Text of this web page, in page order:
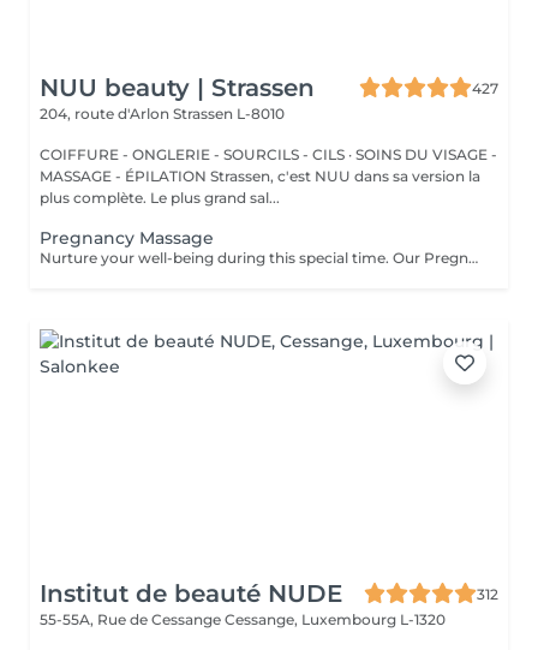
NUU beauty | Strassen
427
204, route d'Arlon Strassen L-8010
COIFFURE - ONGLERIE - SOURCILS - CILS · SOINS DU VISAGE -
MASSAGE - ÉPILATION Strassen, c'est NUU dans sa version la
plus complète. Le plus grand sal...
Pregnancy Massage
Nurture your well-being during this special time. Our Pregnancy Massage is a gentle, relaxing treatment designed to reduce muscle tension, improve circulation, and ease discomfort commonly experienced during pregnancy. Soft, flowing techniques and comfortable side-lying positioning provide deep relaxation without placing pressure on the abdomen. Hypoallergenic, unscented oils are used to care for sensitive skin and maintain comfort throughout the session. This massage helps relieve tension in the lower back and shoulders, reduces swelling and heaviness in the legs, improves overall circulation, and promotes a sense of ease and balance in the body. This treatment is performed only with the approval of your doctor.
Institut de beauté NUDE
312
55-55A, Rue de Cessange Cessange, Luxembourg L-1320